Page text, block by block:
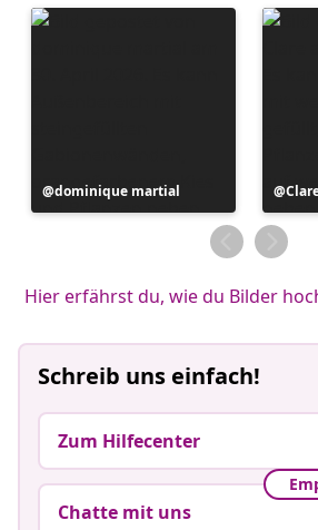
Beitrag
veröffentlicht
dominique martial
von
Hier erfährst du, wie du Bilder
Schreib uns einfach!
Zum Hilfecenter
Chatte mit uns